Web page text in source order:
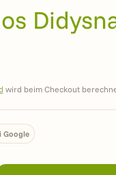
wird beim Checkout
Google